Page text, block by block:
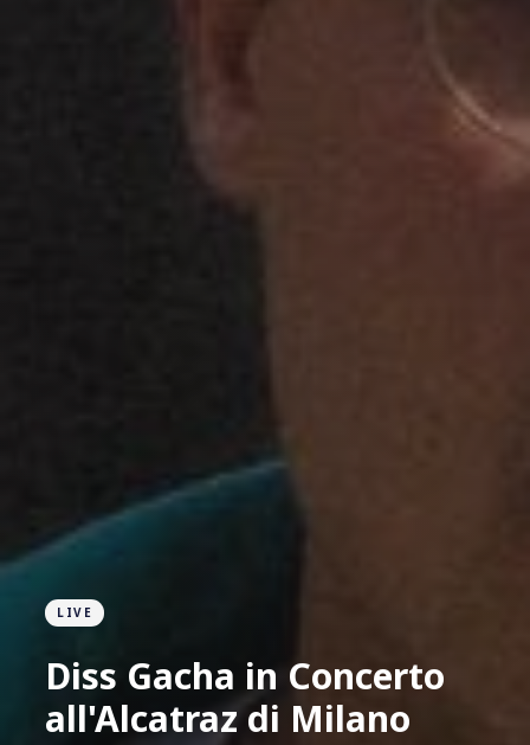
LIVE
Diss Gacha in Concerto
all'Alcatraz di Milano